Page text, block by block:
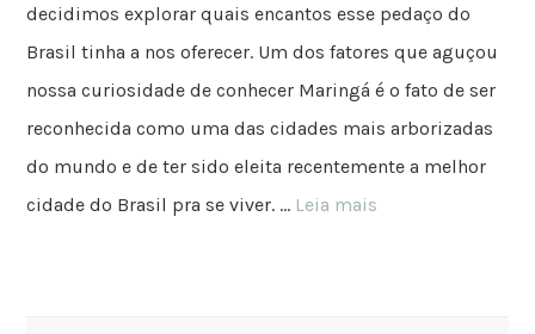
decidimos explorar quais encantos esse pedaço do
Brasil tinha a nos oferecer. Um dos fatores que aguçou
nossa curiosidade de conhecer Maringá é o fato de ser
reconhecida como uma das cidades mais arborizadas
do mundo e de ter sido eleita recentemente a melhor
cidade do Brasil pra se viver. … Leia mais